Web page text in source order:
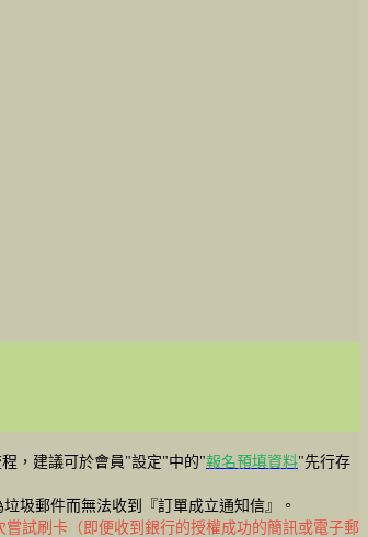
程，建議可於會員"設定"中的"報名預填資料"先行存
圾郵件而無法收到『訂單成立通知信』。
試刷卡（即便收到銀行的授權成功的簡訊或電子郵